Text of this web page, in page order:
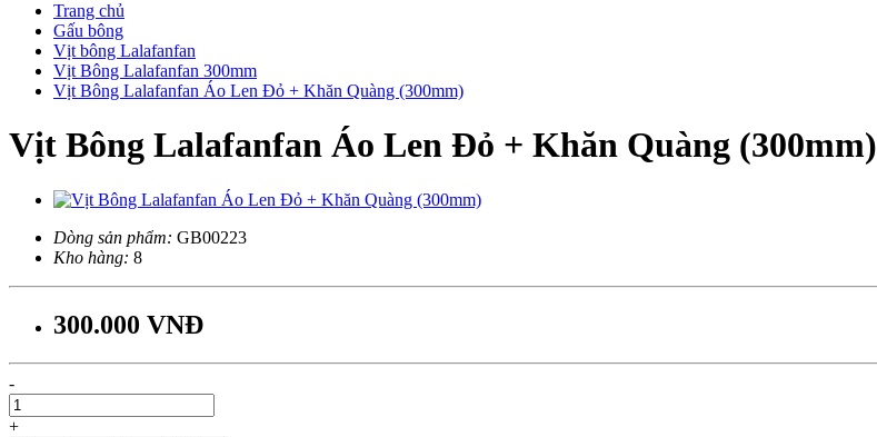
Trang chủ
Gấu bông
Vịt bông Lalafanfan
Vịt Bông Lalafanfan 300mm
Vịt Bông Lalafanfan Áo Len Đỏ + Khăn Quàng (300mm)
Vịt Bông Lalafanfan Áo Len Đỏ + Khăn Quàng (300mm)
Dòng sản phẩm: GB00223
Kho hàng: 8
300.000 VNĐ
-
+